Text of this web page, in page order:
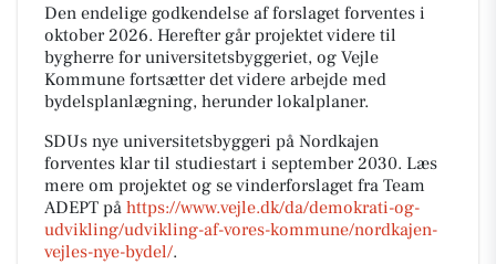
Den endelige godkendelse af forslaget forventes i
oktober 2026. Herefter går projektet videre til
bygherre for universitetsbyggeriet, og Vejle
Kommune fortsætter det videre arbejde med
bydelsplanlægning, herunder lokalplaner.
SDUs nye universitetsbyggeri på Nordkajen
forventes klar til studiestart i september 2030. Læs
mere om projektet og se vinderforslaget fra Team
ADEPT på https://www.vejle.dk/da/demokrati-og-
udvikling/udvikling-af-vores-kommune/nordkajen-
vejles-nye-bydel/.